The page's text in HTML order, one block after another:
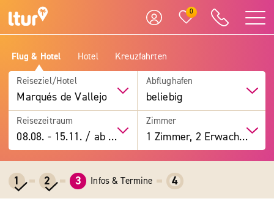
0
Flug & Hotel Hotel Kreuzfahrten
Reiseziel/Hotel
Marqués de Vallejo
Abflughafen
beliebig
Reisezeitraum
08.08. -15.11. / ab 7 Tage
Zimmer
1 Zimmer, 2 Erwachsene
1 2 3 Infos & Termine 4